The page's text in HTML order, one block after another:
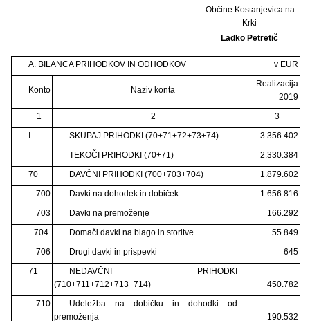
Občine Kostanjevica na
Krki
Ladko Petretič
A. BILANCA PRIHODKOV IN ODHODKOV v EUR
Konto Naziv konta
Realizacija
2019
1
2
3
I.
SKUPAJ PRIHODKI (70+71+72+73+74)
3.356.402
TEKOČI PRIHODKI (70+71)
2.330.384
70
DAVČNI PRIHODKI (700+703+704)
1.879.602
700
Davki na dohodek in dobiček
1.656.816
703
Davki na premoženje
166.292
704
Domači davki na blago in storitve
55.849
706
Drugi davki in prispevki
645
71
NEDAVČNI PRIHODKI
(710+711+712+713+714)
450.782
710
Udeležba na dobičku in dohodki od
premoženja
190.532